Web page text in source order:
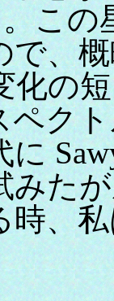
こ
で、
化の
ペク
に
みた
時、